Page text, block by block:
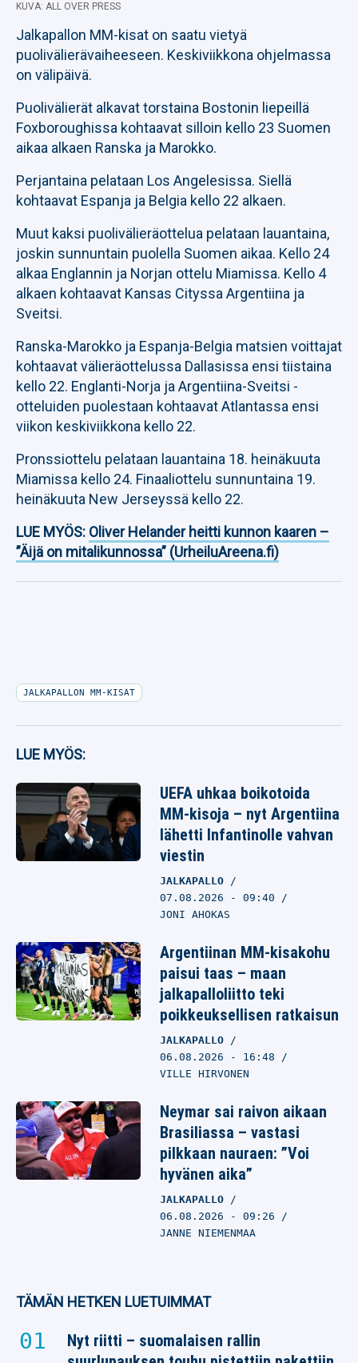
KUVA: ALL OVER PRESS
Jalkapallon MM-kisat on saatu vietyä
puolivälierävaiheeseen. Keskiviikkona ohjelmassa
on välipäivä.
Puolivälierät alkavat torstaina Bostonin liepeillä
Foxboroughissa kohtaavat silloin kello 23 Suomen
aikaa alkaen Ranska ja Marokko.
Perjantaina pelataan Los Angelesissa. Siellä
kohtaavat Espanja ja Belgia kello 22 alkaen.
Muut kaksi puolivälieräottelua pelataan lauantaina,
joskin sunnuntain puolella Suomen aikaa. Kello 24
alkaa Englannin ja Norjan ottelu Miamissa. Kello 4
alkaen kohtaavat Kansas Cityssa Argentiina ja
Sveitsi.
Ranska-Marokko ja Espanja-Belgia matsien voittajat
kohtaavat välieräottelussa Dallasissa ensi tiistaina
kello 22. Englanti-Norja ja Argentiina-Sveitsi -
otteluiden puolestaan kohtaavat Atlantassa ensi
viikon keskiviikkona kello 22.
Pronssiottelu pelataan lauantaina 18. heinäkuuta
Miamissa kello 24. Finaaliottelu sunnuntaina 19.
heinäkuuta New Jerseyssä kello 22.
LUE MYÖS: Oliver Helander heitti kunnon kaaren –
”Äijä on mitalikunnossa” (UrheiluAreena.fi)
JALKAPALLON MM-KISAT
LUE MYÖS:
UEFA uhkaa boikotoida
MM-kisoja – nyt Argentiina
lähetti Infantinolle vahvan
viestin
JALKAPALLO
07.08.2026 - 09:40
JONI AHOKAS
Argentiinan MM-kisakohu
paisui taas – maan
jalkapalloliitto teki
poikkeuksellisen ratkaisun
JALKAPALLO
06.08.2026 - 16:48
VILLE HIRVONEN
Neymar sai raivon aikaan
Brasiliassa – vastasi
pilkkaan nauraen: ”Voi
hyvänen aika”
JALKAPALLO
06.08.2026 - 09:26
JANNE NIEMENMAA
TÄMÄN HETKEN LUETUIMMAT
Nyt riitti – suomalaisen rallin